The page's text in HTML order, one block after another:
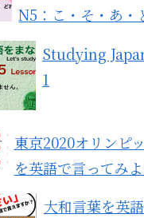
N5：こ・そ・あ・
Studying
1
東京2020オリンピ
を英語で言ってみよ
大和言葉を英